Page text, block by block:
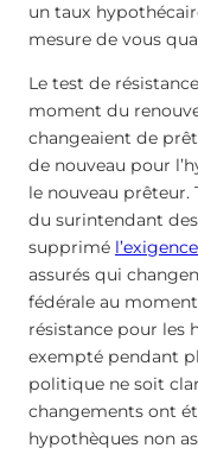
un taux
mesure de vous
Le test de
moment du
changeaient de
de nouveau pour
le nouveau prêteur.
du surintendant
supprimé
assurés qui
fédérale au
résistance pour les
exempté pendant
politique ne soit
changements ont
hypothèques non